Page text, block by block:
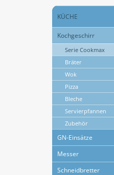
KÜCHE
Kochgeschirr
Serie Cookmax
Bräter
Wok
Pizza
Bleche
Servierpfannen
Zubehör
GN-Einsätze
Messer
Schneidbretter